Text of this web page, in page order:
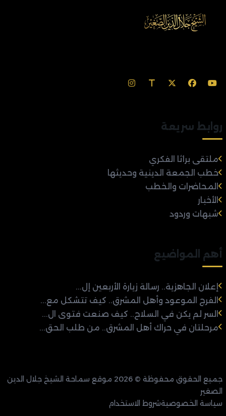
روابط سريعة
ملتقى براثا الفكري
خطب الجمعة الدينية وحديثها
المحاضرات والخطب
الأخبار
شبهات وردود
أهم المواضيع
إعلان الجاهزية.. رسالة زيارة الأربعين إل...
الفرج الموعود وأهل المشرق.. كيف تتشكل مع...
السر لم يكن في السلاح.. كيف صنعت فتوى ال...
مرحلتان في حراك أهل المشرق.. من طلب الحق...
جميع الحقوق محفوظة © 2026 موقع سماحة الشيخ جلال الدين
الصغير
سياسة الخصوصيةشروط الاستخدام